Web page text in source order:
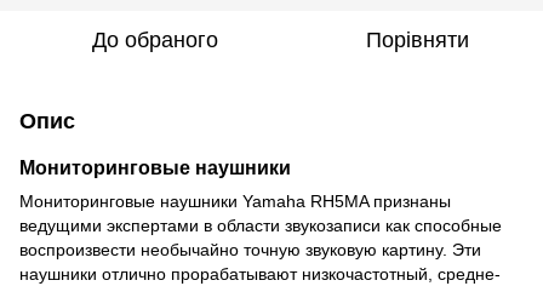
До обраного Порівняти
Опис
Мониторинговые наушники
Мониторинговые наушники Yamaha RH5MA признаны
ведущими экспертами в области звукозаписи как способные
воспроизвести необычайно точную звуковую картину. Эти
наушники отлично прорабатывают низкочастотный, средне-